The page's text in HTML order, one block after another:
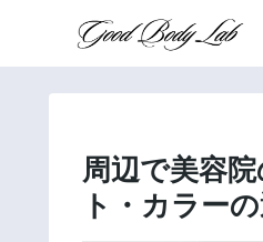
周辺で美容
ト・カラー